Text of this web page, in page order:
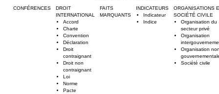
CONFÉRENCES
DROIT
INTERNATIONAL
Accord
Charte
Convention
Déclaration
Droit
contraignant
Droit non
contraignant
Loi
Norme
Pacte
FAITS
MARQUANTS
INDICATEURS
Indicateur
Indice
ORGANISATIONS
SOCIÉTÉ CIVILE
Organisation du
secteur privé
Organisation
Organisation
Société civile